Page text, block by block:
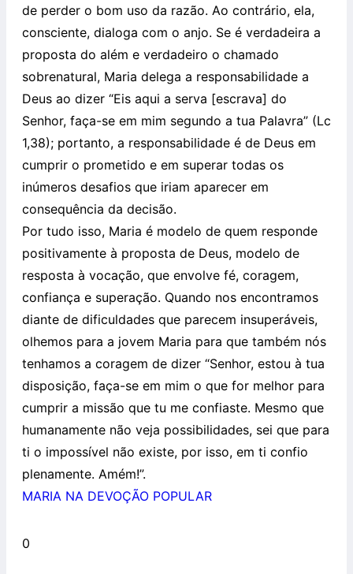
de perder o bom uso da razão. Ao contrário, ela,
consciente, dialoga com o anjo. Se é verdadeira a
proposta do além e verdadeiro o chamado
sobrenatural, Maria delega a responsabilidade a
Deus ao dizer “Eis aqui a serva [escrava] do
Senhor, faça-se em mim segundo a tua Palavra” (Lc
1,38); portanto, a responsabilidade é de Deus em
cumprir o prometido e em superar todas os
inúmeros desafios que iriam aparecer em
consequência da decisão.
Por tudo isso, Maria é modelo de quem responde
positivamente à proposta de Deus, modelo de
resposta à vocação, que envolve fé, coragem,
confiança e superação. Quando nos encontramos
diante de dificuldades que parecem insuperáveis,
olhemos para a jovem Maria para que também nós
tenhamos a coragem de dizer “Senhor, estou à tua
disposição, faça-se em mim o que for melhor para
cumprir a missão que tu me confiaste. Mesmo que
humanamente não veja possibilidades, sei que para
ti o impossível não existe, por isso, em ti confio
plenamente. Amém!”.
MARIA NA DEVOÇÃO POPULAR
0